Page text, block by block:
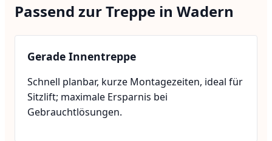
Passend zur Treppe in Wadern
Gerade Innentreppe
Schnell planbar, kurze Montagezeiten, ideal für
Sitzlift; maximale Ersparnis bei
Gebrauchtlösungen.